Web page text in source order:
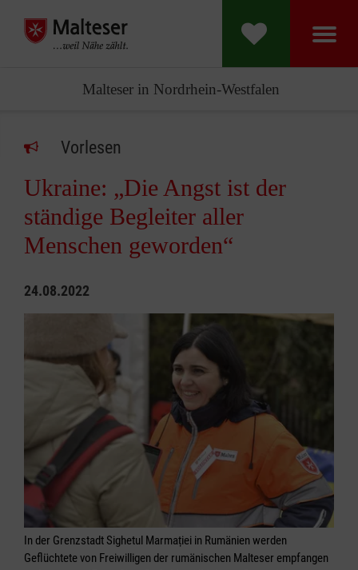
Malteser in Nordrhein-Westfalen
Vorlesen
Ukraine: „Die Angst ist der
ständige Begleiter aller
Menschen geworden“
24.08.2022
In der Grenzstadt Sighetul Marmației in Rumänien werden
Geflüchtete von Freiwilligen der rumänischen Malteser empfangen